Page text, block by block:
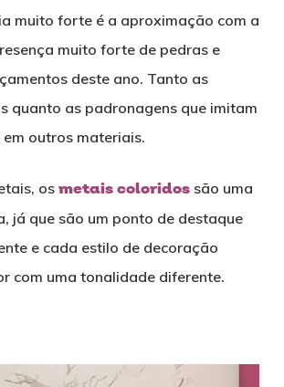
muito forte é a aproximação com a
muito forte de pedras e
deste ano. Tanto as
quanto as padronagens que imitam
outros materiais.
os metais coloridossão uma
já que são um ponto de destaque
e cada estilo de decoração
com uma tonalidade diferente.